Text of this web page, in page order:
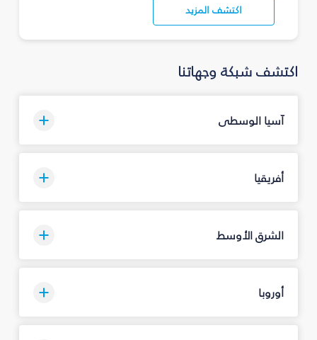
اكتشف المزيد
اكتشف شبكة وجهاتنا
آسيا الوسطى
أفريقيا
الشرق الأوسط
أوروبا